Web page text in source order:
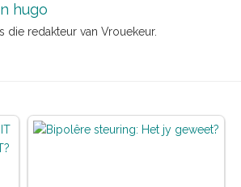
hugo
die redakteur van Vrouekeur.